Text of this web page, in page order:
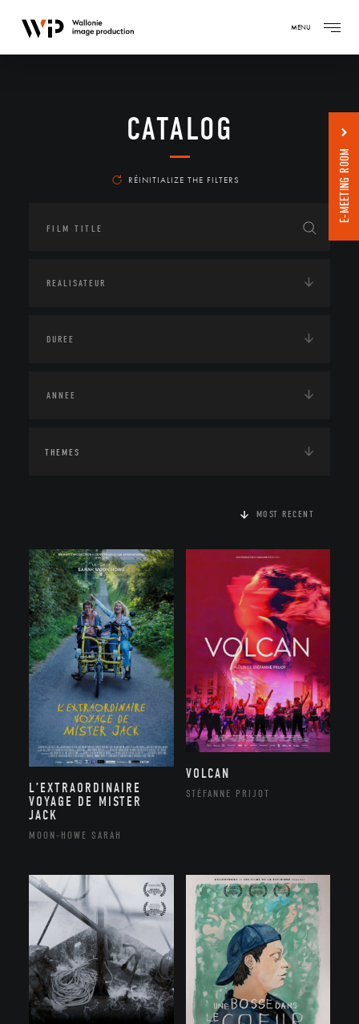
MENU
CATALOG
RÉINITIALIZE THE FILTERS
THEMES
MOST RECENT
L’EXTRAORDINAIRE
VOYAGE DE MISTER
JACK
MOON-HOWE SARAH
VOLCAN
STÉFANNE PRIJOT
E-MEETING ROOM